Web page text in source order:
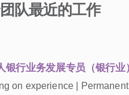
队最近的工作
银行业务发展专员（银行业）
on experience |